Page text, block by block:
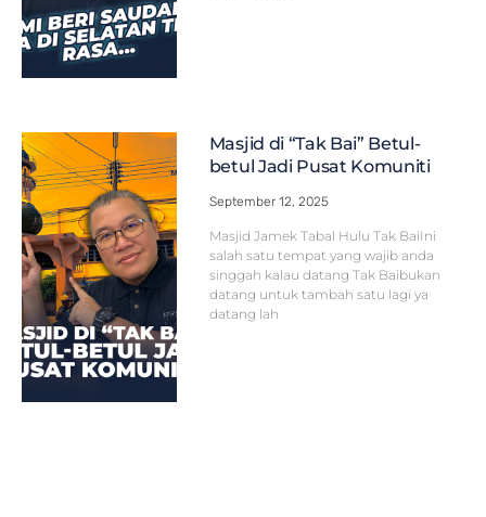
Masjid di “Tak Bai” Betul-
betul Jadi Pusat Komuniti
September 12, 2025
Masjid Jamek Tabal Hulu Tak BaiIni
salah satu tempat yang wajib anda
singgah kalau datang Tak Baibukan
datang untuk tambah satu lagi ya
datang lah